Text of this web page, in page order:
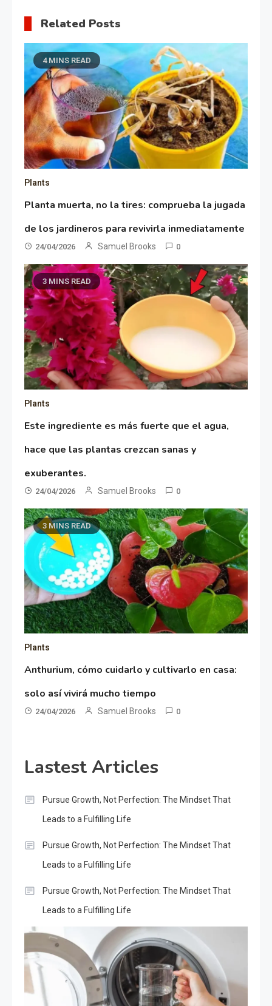
Related Posts
4 MINS READ
Plants
Planta muerta, no la tires: comprueba la jugada
de los jardineros para revivirla inmediatamente
24/04/2026 Samuel Brooks 0
3 MINS READ
Plants
Este ingrediente es más fuerte que el agua,
hace que las plantas crezcan sanas y
exuberantes.
24/04/2026 Samuel Brooks 0
3 MINS READ
Plants
Anthurium, cómo cuidarlo y cultivarlo en casa:
solo así vivirá mucho tiempo
24/04/2026 Samuel Brooks 0
Lastest Articles
Pursue Growth, Not Perfection: The Mindset That
Leads to a Fulfilling Life
Pursue Growth, Not Perfection: The Mindset That
Leads to a Fulfilling Life
Pursue Growth, Not Perfection: The Mindset That
Leads to a Fulfilling Life